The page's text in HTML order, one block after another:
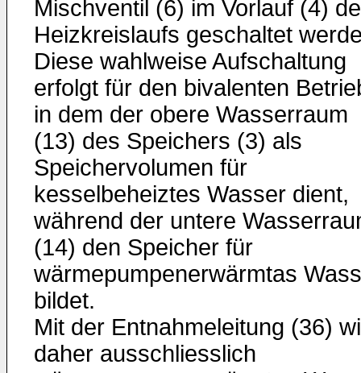
Mischventil (6) im Vorlauf (4)
Heizkreislaufs geschaltet
Diese wahlweise Aufschaltung
erfolgt für den bivalenten
in dem der obere Wasserraum
(13) des Speichers (3) als
Speichervolumen für
kesselbeheiztes Wasser dient,
während der untere
(14) den Speicher für
wärmepumpenerwärmtas
bildet.
Mit der Entnahmeleitung (36)
daher ausschliesslich